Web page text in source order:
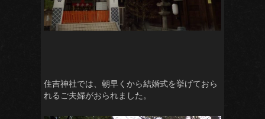
住吉神社では、朝早くから結婚式を挙げておら
れるご夫婦がおられました。